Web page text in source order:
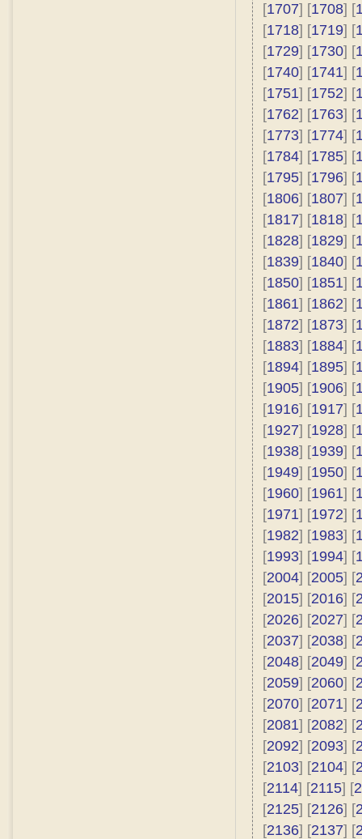
[1707] [1708] [
[1718] [1719] [
[1729] [1730] [
[1740] [1741] [
[1751] [1752] [
[1762] [1763] [
[1773] [1774] [
[1784] [1785] [
[1795] [1796] [
[1806] [1807] [
[1817] [1818] [
[1828] [1829] [
[1839] [1840] [
[1850] [1851] [
[1861] [1862] [
[1872] [1873] [
[1883] [1884] [
[1894] [1895] [
[1905] [1906] [
[1916] [1917] [
[1927] [1928] [
[1938] [1939] [
[1949] [1950] [
[1960] [1961] [
[1971] [1972] [
[1982] [1983] [
[1993] [1994] [
[2004] [2005] [
[2015] [2016] [
[2026] [2027] [
[2037] [2038] [
[2048] [2049] [
[2059] [2060] [
[2070] [2071] [
[2081] [2082] [
[2092] [2093] [
[2103] [2104] [
[2114] [2115] [
[2125] [2126] [
[2136] [2137] [